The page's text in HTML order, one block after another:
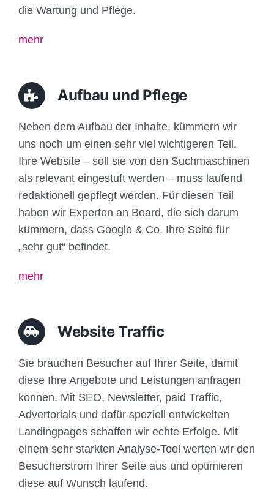
die Wartung und Pflege.
mehr
Aufbau und Pflege
Neben dem Aufbau der Inhalte, kümmern wir
uns noch um einen sehr viel wichtigeren Teil.
Ihre Website – soll sie von den Suchmaschinen
als relevant eingestuft werden – muss laufend
redaktionell gepflegt werden. Für diesen Teil
haben wir Experten an Board, die sich darum
kümmern, dass Google & Co. Ihre Seite für
„sehr gut“ befindet.
mehr
Website Traffic
Sie brauchen Besucher auf Ihrer Seite, damit
diese Ihre Angebote und Leistungen anfragen
können. Mit SEO, Newsletter, paid Traffic,
Advertorials und dafür speziell entwickelten
Landingpages schaffen wir echte Erfolge. Mit
einem sehr starkten Analyse-Tool werten wir den
Besucherstrom Ihrer Seite aus und optimieren
diese auf Wunsch laufend.